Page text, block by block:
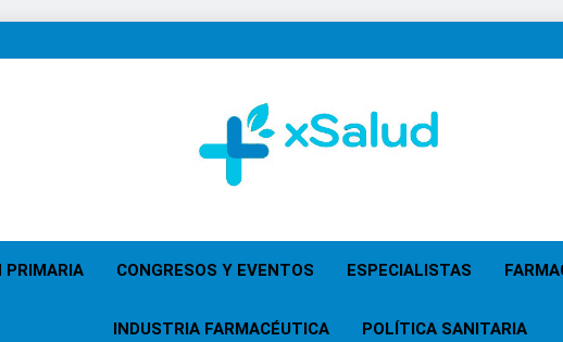
XSalud
PRIMARIA CONGRESOS Y EVENTOS ESPECIALISTAS
INDUSTRIA FARMACÉUTICA POLÍTICA SANITARIA